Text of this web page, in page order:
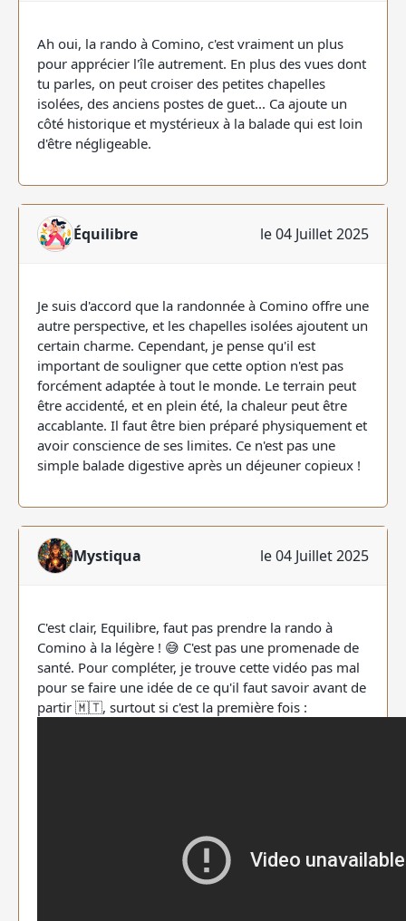
Ah oui, la rando à Comino, c'est vraiment un plus
pour apprécier l'île autrement. En plus des vues dont
tu parles, on peut croiser des petites chapelles
isolées, des anciens postes de guet... Ca ajoute un
côté historique et mystérieux à la balade qui est loin
d'être négligeable.
Équilibre le 04 Juillet 2025
Je suis d'accord que la randonnée à Comino offre une
autre perspective, et les chapelles isolées ajoutent un
certain charme. Cependant, je pense qu'il est
important de souligner que cette option n'est pas
forcément adaptée à tout le monde. Le terrain peut
être accidenté, et en plein été, la chaleur peut être
accablante. Il faut être bien préparé physiquement et
avoir conscience de ses limites. Ce n'est pas une
simple balade digestive après un déjeuner copieux !
Mystiqua le 04 Juillet 2025
C'est clair, Equilibre, faut pas prendre la rando à
Comino à la légère ! 😅 C'est pas une promenade de
santé. Pour compléter, je trouve cette vidéo pas mal
pour se faire une idée de ce qu'il faut savoir avant de
partir 🇲🇹, surtout si c'est la première fois :